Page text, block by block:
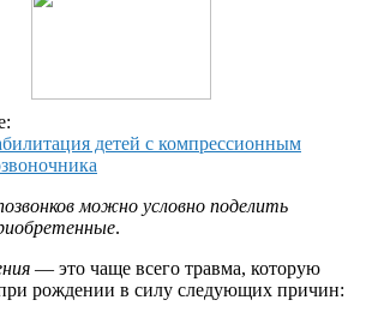
детей с компрессионным
можно условно поделить
.
— это чаще всего травма, которую
рождении в силу следующих причин: